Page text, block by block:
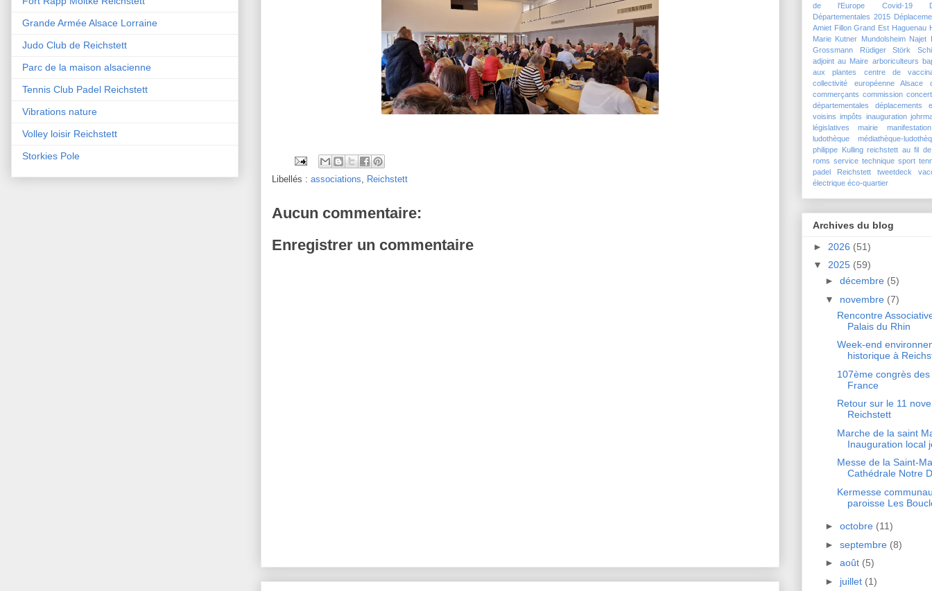
Libellés : associations, Reichstett
Aucun commentaire:
Enregistrer un commentaire
Grande Armée Alsace Lorraine
Judo Club de Reichstett
Parc de la maison alsacienne
Tennis Club Padel Reichstett
Vibrations nature
Volley loisir Reichstett
Storkies Pole
de l'Europe
Covid-19
Départementales 2015
Amiet Fillon Grand Est Haguenau
Marie Kutner Mundolsheim Najet
Grossmann
Rüdiger Störk
adjoint au Maire arboriculteurs
aux plantes
centre de
collectivité européenne Alsace
commerçants commission concert
départementales
déplacements
voisins impôts inauguration
législatives
mairie
manifestation
ludothèque
médiathèque-
philippe Kulling reichstett au fil
roms service technique sport
padel Reichstett
tweetdeck
électrique éco-quartier
Archives du blog
► 2026 (51)
▼ 2025 (59)
► décembre (5)
▼ novembre (7)
Rencontre
Palais du Rhin
Week-end
historique à
107ème congrès
France
Retour sur le 11
Reichstett
Marche de la saint
Inauguration local
Messe de la Saint-
Cathédrale Notre
Kermesse
paroisse Les
► octobre (11)
► septembre (8)
► août (5)
► juillet (1)